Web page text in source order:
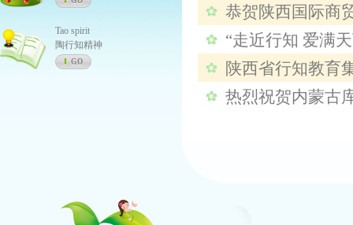
Tao spirit
陶行知精神
恭贺陕西国际商
成功！
“走近行知 爱满
周年活动展示
陕西省行知教育
项目签约仪式
热烈祝贺内蒙古